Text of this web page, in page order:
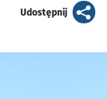
Udostępnijartykuł